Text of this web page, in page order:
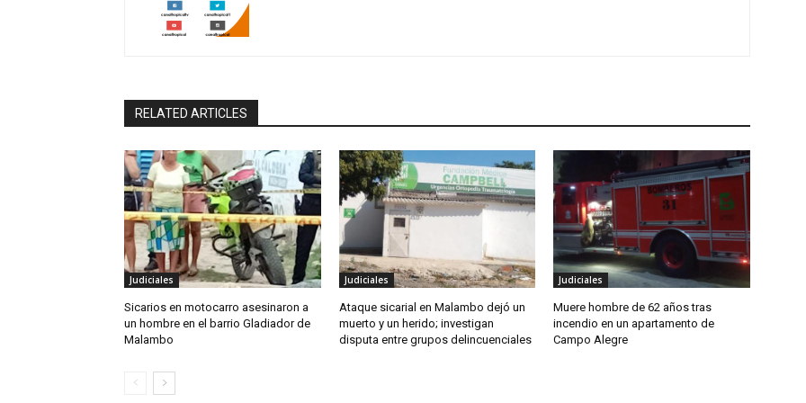
RELATED ARTICLES
Judiciales
Sicarios en motocarro asesinaron a
un hombre en el barrio Gladiador de
Malambo
Judiciales
Ataque sicarial en Malambo dejó un
muerto y un herido; investigan
disputa entre grupos delincuenciales
Judiciales
Muere hombre de 62 años tras
incendio en un apartamento de
Campo Alegre